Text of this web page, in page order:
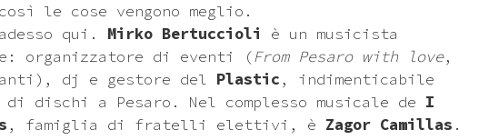
le cose vengono meglio.
qui. Mirko Bertuccioli
è un musicista
organizzatore di eventi (From Pesaro with love,
dj e gestore del Plastic, indimenticabile
di dischi a Pesaro. Nel complesso musicale de I
, famiglia di fratelli elettivi, è Zagor Camillas .